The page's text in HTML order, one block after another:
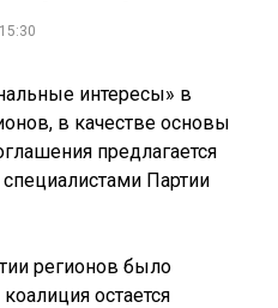
интересы» в
в качестве основы
предлагается
Партии
регионов было
остается